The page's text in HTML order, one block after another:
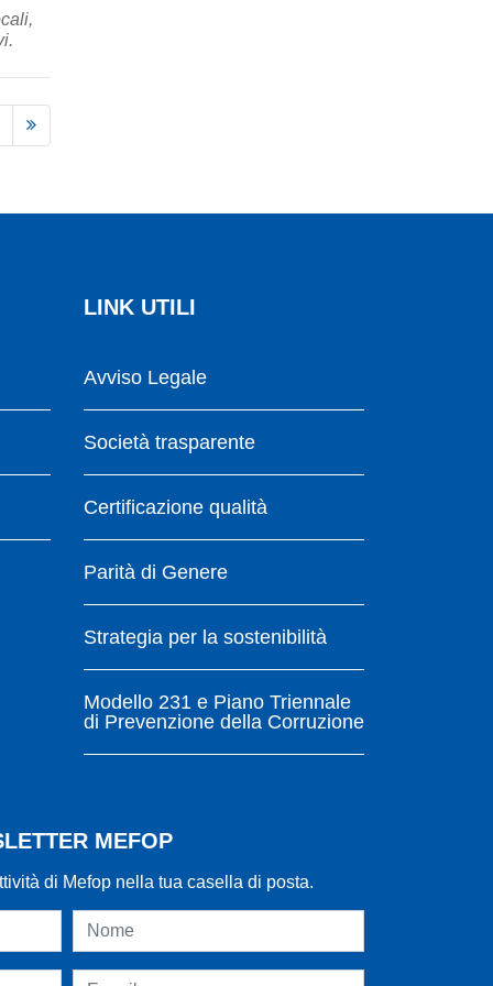
LINK UTILI
Avviso Legale
Società trasparente
Certificazione qualità
Parità di Genere
Strategia per la sostenibilità
Modello 231 e Piano Triennale
di Prevenzione della Corruzione
MEFOP
di Mefop nella tua casella di posta.